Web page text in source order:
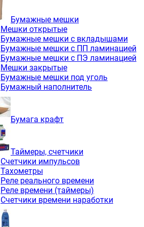
Электродвигатели асинхронные
Электродвигатели асинхронные
Трехфазные асинхронные
Независимая вентиляция INNORED
Взрывозащищенная независимая
Одноступенчатые цилиндрические
Экономичные червячные редукторы
Компактные мотор-редукторы
Компактные мотор-редукторы
Вибраторы INNORED
Вариаторы INNORED
Бумажные мешки
Мешки открытые
Бумажные мешки с вкладышами
Бумажные мешки с ПП ламинацией
Бумажные мешки с ПЭ ламинацией
Мешки закрытые
Бумажные мешки под уголь
Бумажный наполнитель
Бумага крафт
Таймеры, счетчики
Счетчики импульсов
Тахометры
Реле реального времени
Реле времени (таймеры)
Счетчики времени наработки